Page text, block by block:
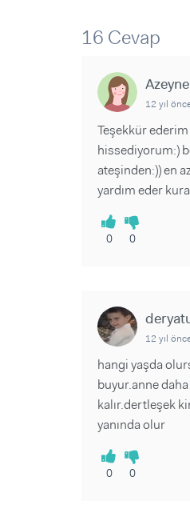
16 Cevap
12 yıl
Teşekkür
hissediyorum:)
ateşinden:)) en
yardım eder
0 0
12 yıl
hangi yaşda
buyur.anne
kalır.dertleşek
yanında olur
0 0